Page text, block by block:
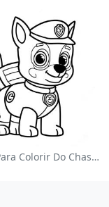
Páginas Para Colorir Do Chase Da Patrulha Canina